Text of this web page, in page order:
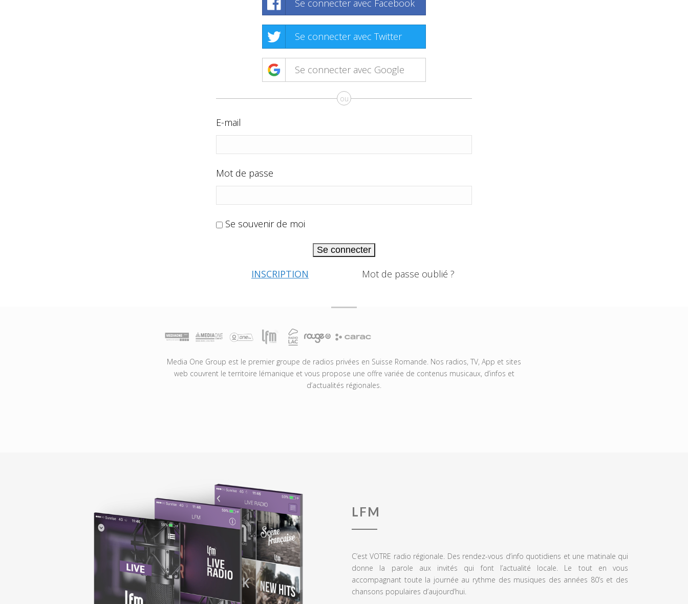
Se connecter avec Facebook
Se connecter avec Twitter
Se connecter avec Google
ou
E-mail
Mot de passe
Se souvenir de moi
Se connecter
INSCRIPTION Mot de passe oublié ?
Media One Group est le premier groupe de radios privées en Suisse Romande. Nos radios, TV, App et sites
web couvrent le territoire lémanique et vous propose une offre variée de contenus musicaux, d’infos et
d’actualités régionales.
LFM
C’est VOTRE radio régionale. Des rendez-vous d’info quotidiens et une matinale qui
donne la parole aux invités qui font l’actualité locale. Le tout en vous
accompagnant toute la journée au rythme des musiques des années 80’s et des
chansons populaires d’aujourd’hui.